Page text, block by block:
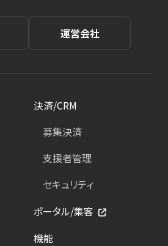
運営会社
決済/CRM
募集決済
支援者管理
セキュリティ
ポータル/集客
機能